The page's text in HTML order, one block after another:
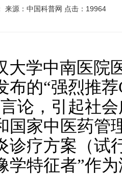
来源：中国科普网 点击：19964
大学中南医院
布的“强烈推
论，引起社
国家中医药管
诊疗方案（试
学特征者”作